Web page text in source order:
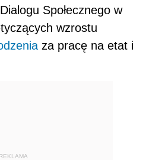
Społecznego w
wzrostu
za pracę na etat i
REKLAMA